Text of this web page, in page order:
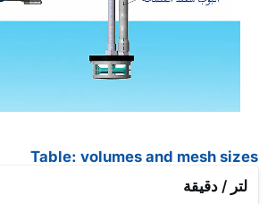
Table: volumes and mesh sizes
لتر / دقيقة